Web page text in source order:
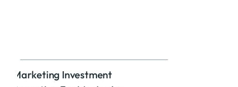
Marketing Investment